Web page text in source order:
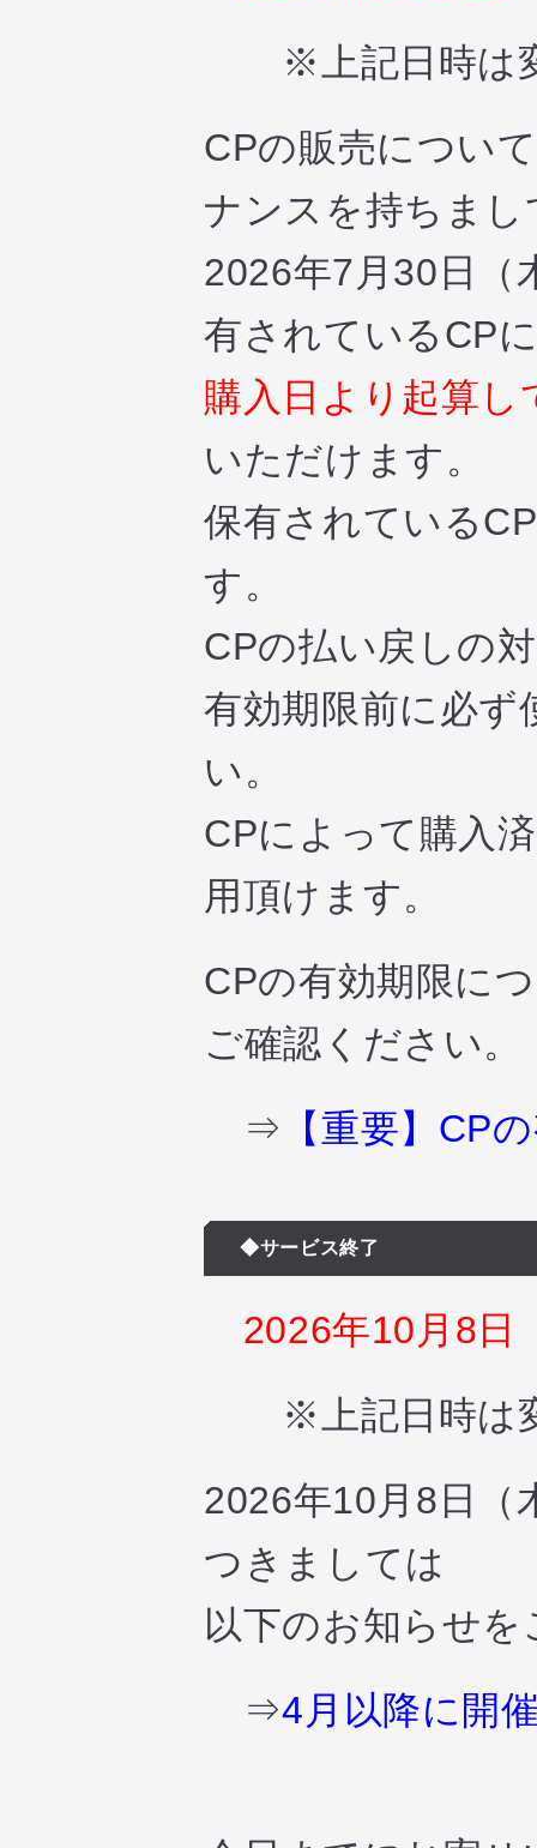
※上記日時は変
CPの販売につい
ナンスを持ちま
2026年7月30日（
有されているCP
購入日より起算し
いただけます。
保有されている
す。
CPの払い戻しの
有効期限前に必
い。
CPによって購入
用頂けます。
CPの有効期限に
ご確認ください。
⇒ 【重要】CP
◆サービス終了
2026年10月8日
※上記日時は変
2026年10月8日（
つきましては
以下のお知らせ
⇒4月以降に開